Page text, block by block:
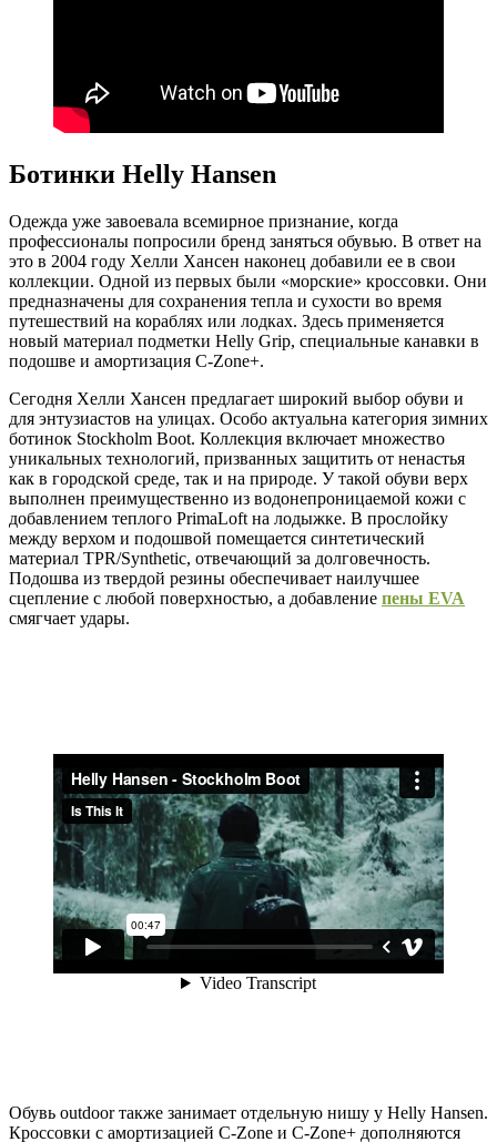
Ботинки Helly Hansen
Одежда уже завоевала всемирное признание, когда
профессионалы попросили бренд заняться обувью. В ответ на
это в 2004 году Хелли Хансен наконец добавили ее в свои
коллекции. Одной из первых были «морские» кроссовки. Они
предназначены для сохранения тепла и сухости во время
путешествий на кораблях или лодках. Здесь применяется
новый материал подметки Helly Grip, специальные канавки в
подошве и амортизация C-Zone+.
Сегодня Хелли Хансен предлагает широкий выбор обуви и
для энтузиастов на улицах. Особо актуальна категория зимних
ботинок Stockholm Boot. Коллекция включает множество
уникальных технологий, призванных защитить от ненастья
как в городской среде, так и на природе. У такой обуви верх
выполнен преимущественно из водонепроницаемой кожи с
добавлением теплого PrimaLoft на лодыжке. В прослойку
между верхом и подошвой помещается синтетический
материал TPR/Synthetic, отвечающий за долговечность.
Подошва из твердой резины обеспечивает наилучшее
сцепление с любой поверхностью, а добавление пены EVA
смягчает удары.
Обувь outdoor также занимает отдельную нишу у Helly Hansen.
Кроссовки с амортизацией C-Zone и C-Zone+ дополняются